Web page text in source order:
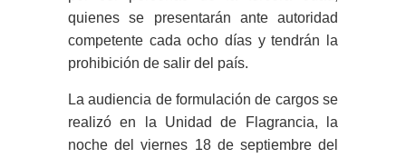
quienes se presentarán ante autoridad
competente cada ocho días y tendrán la
prohibición de salir del país.
La audiencia de formulación de cargos se
realizó en la Unidad de Flagrancia, la
noche del viernes 18 de septiembre del